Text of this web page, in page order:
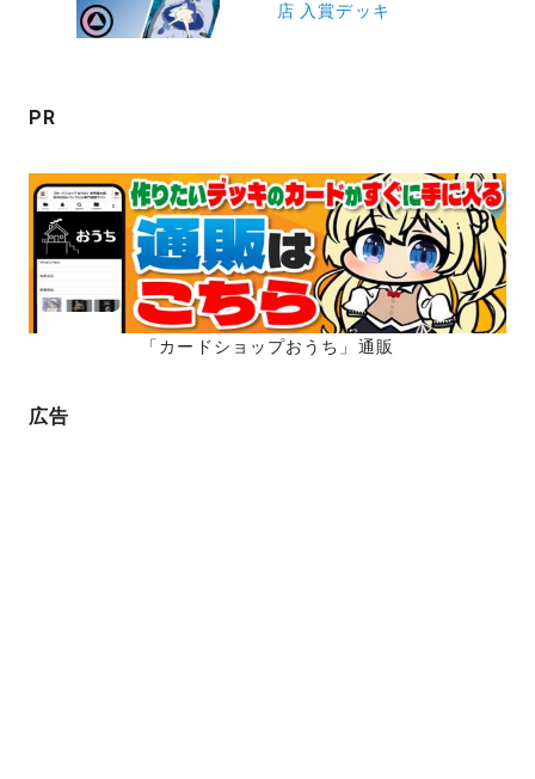
ン
店 入賞デッキ
PR
「カードショップおうち」通販
広告